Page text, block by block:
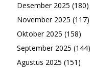
Desember 2025 (180)
November 2025 (117)
Oktober 2025 (158)
September 2025 (144)
Agustus 2025 (151)